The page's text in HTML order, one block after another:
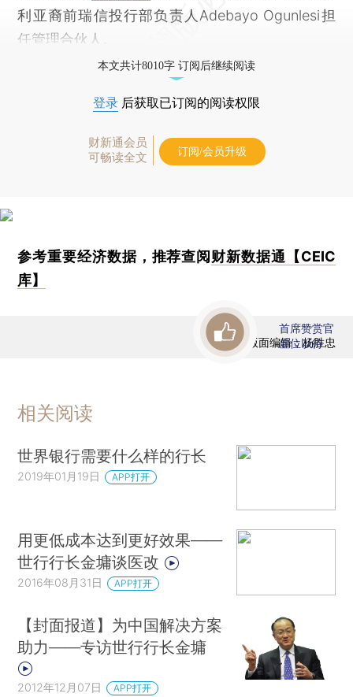
利亚裔前瑞信投行部负责人Adebayo Ogunlesi担
任管理合伙人。
本文共计8010字 订阅后继续阅读
登录 后获取已订阅的阅读权限
财新通会员
可畅读全文
订阅/会员升级
参考重要经济数据，推荐查阅 财新数据通【CEIC
库】
版面编辑：杨胜忠
首席赞赏官
虚位以待
相关阅读
世界银行需要什么样的行长
2019年01月19日 APP打开
用更低成本达到更好效果——
世行行长金墉谈医改
2016年08月31日 APP打开
【封面报道】为中国解决方案
助力——专访世行行长金墉
2012年12月07日 APP打开